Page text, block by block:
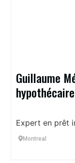
Guillaume
hypothécaire
Expert en prêt
Montreal